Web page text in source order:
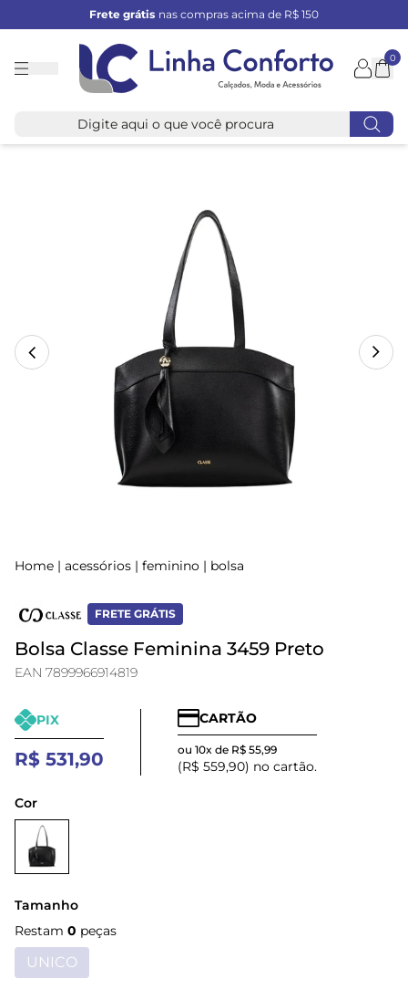
Frete grátis nas compras acima de R$ 150
Linha
0
Home | acessórios | feminino | bolsa
FRETE GRÁTIS
Bolsa Classe Feminina 3459 Preto
EAN 7899966914819
PIX
R$ 531,90
CARTÃO
ou 10x de R$ 55,99
(R$ 559,90) no cartão.
Cor
Tamanho
Restam 0 peças
UNICO